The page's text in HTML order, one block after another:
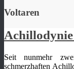
Voltaren
Achillodynie
Seit nunmehr
schmerzhaften